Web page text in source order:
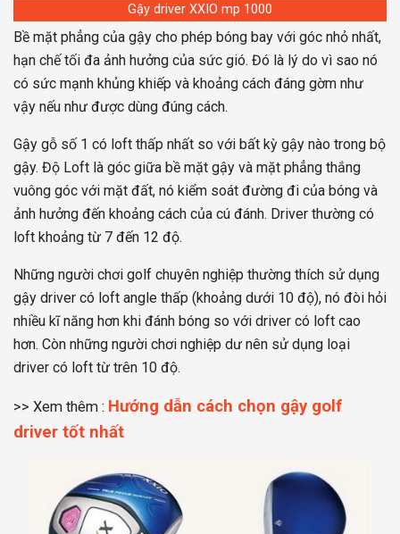
Gậy driver XXIO mp 1000
Bề mặt phẳng của gậy cho phép bóng bay với góc nhỏ nhất,
hạn chế tối đa ảnh hưởng của sức gió. Đó là lý do vì sao nó
có sức mạnh khủng khiếp và khoảng cách đáng gờm như
vậy nếu như được dùng đúng cách.
Gậy gỗ số 1 có loft thấp nhất so với bất kỳ gậy nào trong bộ
gậy. Độ Loft là góc giữa bề mặt gậy và mặt phẳng thắng
vuông góc với mặt đất, nó kiểm soát đường đi của bóng và
ảnh hưởng đến khoảng cách của cú đánh. Driver thường có
loft khoảng từ 7 đến 12 độ.
Những người chơi golf chuyên nghiệp thường thích sử dụng
gậy driver có loft angle thấp (khoảng dưới 10 độ), nó đòi hỏi
nhiều kĩ năng hơn khi đánh bóng so với driver có loft cao
hơn. Còn những người chơi nghiệp dư nên sử dụng loại
driver có loft từ trên 10 độ.
>> Xem thêm : Hướng dẫn cách chọn gậy golf
driver tốt nhất